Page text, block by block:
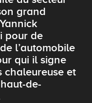
grand
pour de
l’automobile
qui il signe
chaleureuse et
de-